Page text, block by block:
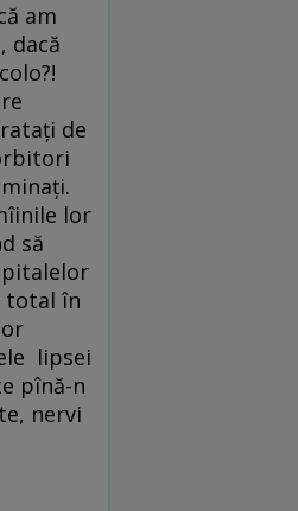
am
dacă
de
lor
să
total în
lipsei
pînă-n
nervi